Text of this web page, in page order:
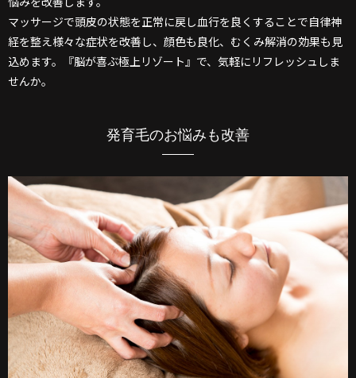
マッサージで頭皮の状態を正常に戻し血行を良くすることで自律神
経を整え様々な症状を改善し、顔色も良化、むくみ解消の効果も見
込めます。『脳が喜ぶ極上リゾート』で、気軽にリフレッシュしま
せんか。
発育毛のお悩みも改善